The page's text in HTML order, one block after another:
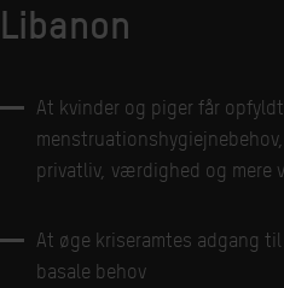
Libanon
At kvinder og piger får
privatliv, værdighed og mere
At øge kriseramtes adgang
basale behov